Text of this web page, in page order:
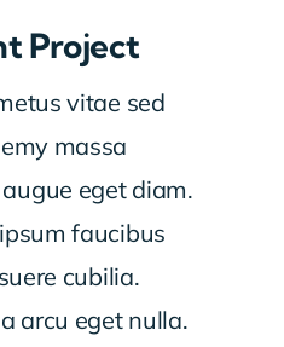
Project
vitae sed
massa
eget diam.
faucibus
cubilia.
arcu eget nulla.